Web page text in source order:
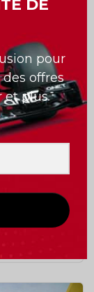
–
DE
pour
offres
et plus